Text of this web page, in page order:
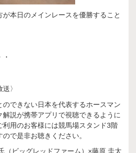
が本日のメインレースを優勝すること
〉
できない日本を代表するホースマン
解説が携帯アプリで視聴できるように
利用のお客様には競馬場スタンド3階
で是非お聴きください。
ビッグレッドファーム）×藤原 圭太